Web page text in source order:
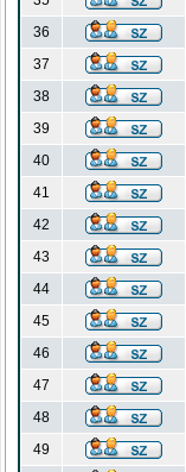
36
37
38
39
40
41
42
43
44
45
46
47
48
49